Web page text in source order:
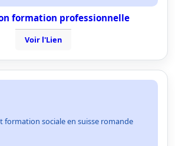
formation professionnelle
Voir l'Lien
formation sociale en suisse romande